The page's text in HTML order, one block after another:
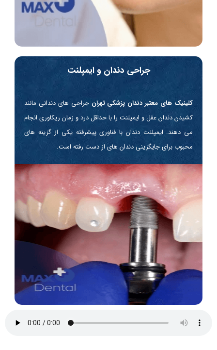
جراحی دندان و ایمپلنت
کلینیک های معتبر دندان پزشکی تهران جراحی های دندانی مانند
کشیدن دندان عقل و ایمپلنت را با حداقل درد و زمان ریکاوری انجام
می دهند. ایمپلنت دندان با فناوری پیشرفته یکی از گزینه های
محبوب برای جایگزینی دندان های از دست رفته است.